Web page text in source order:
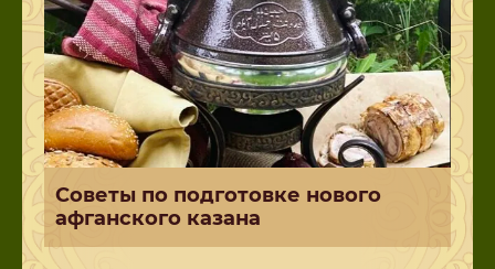
Советы по подготовке нового
афганского казана